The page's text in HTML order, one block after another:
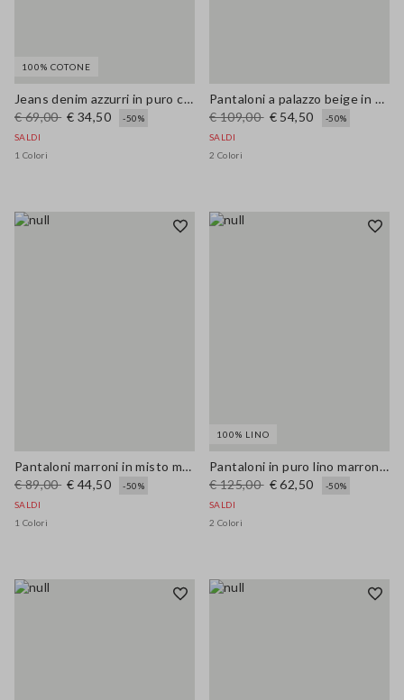
100% COTONE
Jeans denim azzurri in puro cotone balloon fit
€ 69,00 € 34,50
-50%
SALDI
1 Colori
Pantaloni a palazzo beige in misto lino e viscosa regular fit
€ 109,00 € 54,50
-50%
SALDI
2 Colori
Pantaloni marroni in misto modal wide leg
€ 89,00 € 44,50
-50%
SALDI
1 Colori
100% LINO
Pantaloni in puro lino marrone wide leg
€ 125,00 € 62,50
-50%
SALDI
2 Colori